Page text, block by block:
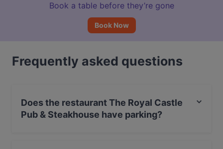
Book a table before they’re gone
Book Now
Frequently asked questions
Does the restaurant The Royal Castle
Pub & Steakhouse have parking?